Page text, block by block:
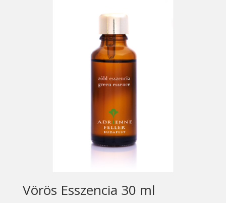
Vörös Esszencia 30 ml